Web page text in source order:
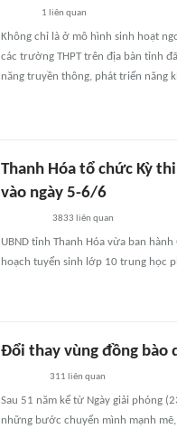
1 liên quan
Không chỉ là ở mô hình sinh hoạt
các trường THPT trên địa bàn tỉnh
năng truyền thông, phát triển năng
Thanh Hóa tổ chức Kỳ
vào ngày 5-6/6
3833 liên quan
UBND tỉnh Thanh Hóa vừa ban
hoạch tuyển sinh lớp 10 trung học
Đổi thay vùng đồng bào
311 liên quan
Sau 51 năm kể từ Ngày giải phóng
những bước chuyển mình mạnh